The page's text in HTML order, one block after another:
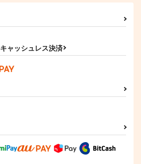
キャッシュレス決済